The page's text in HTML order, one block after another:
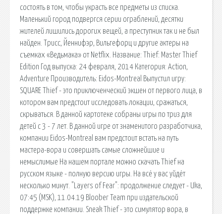
состоять в том, чтобы украсть все предметы из списка.
Маленький город подвергся серии ограблений, десятки
жителей лишились дорогих вещей, а преступник так и не был
найден. Трисс, Йеннифэр, Вильгефорц и другие актеры на
съемках «Ведьмака» от Netflix. Название: Thief: Master Thief
Edition Год выпуска: 24 февраля, 2014 Категория: Action,
Adventure Производитель: Eidos-Montreal Выпустил игру:
SQUARE Thief - это приключенческий экшен от первого лица, в
котором вам предстоит исследовать локации, сражаться,
скрываться. В данной картотеке собраны игры по триз для
детей с 3 - 7 лет. В данной игре от знаменитого разработчика,
компании Eidos-Montreal вам предстоит встать на путь
мастера-вора и совершать самые сложнейшие и
немыслимые На нашем портале можно скачать Thief на
русском языке - полную версию игры. На всё у вас уйдёт
несколько минут. "Layers of Fear": продолжение следует - Uka,
07:45 (MSK), 11.04.19 Bloober Team при издательской
поддержке компании. Sneak Thief - это симулятор вора, в